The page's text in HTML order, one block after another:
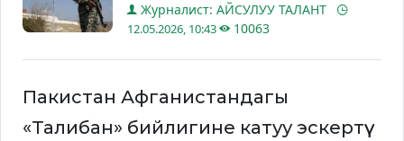
Журналист: АЙСУЛУУ ТАЛАНТ
12.05.2026, 10:43 10063
Пакистан Афганистандагы
«Талибан» бийлигине катуу эскертүү